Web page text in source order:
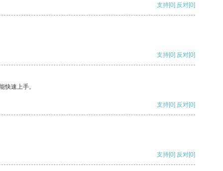
支持[0] 反对[0]
支持[0] 反对[0]
快速上手。
支持[0] 反对[0]
支持[0] 反对[0]